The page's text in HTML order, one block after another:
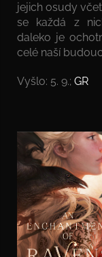
jejich osudy
se každá z
daleko je
celé naší
Vyšlo: 5. 9.; GR